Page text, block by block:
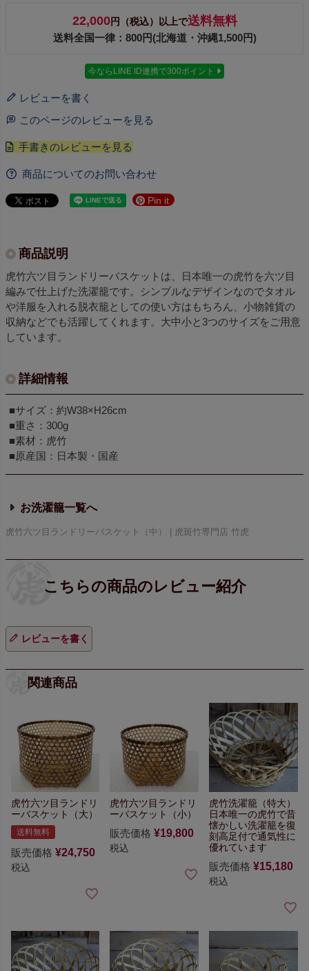
22,000円（税込）以上で送料無料
送料全国一律：800円(北海道・沖縄1,500円)
今ならLINE ID連携で300ポイント
レビューを書く
このページのレビューを見る
商品についてのお問い合わせ
Pin it
商品説明
虎竹六ツ目ランドリーバスケットは、日本唯一の虎竹を六ツ目
編みで仕上げた洗濯籠です。シンプルなデザインなのでタオル
や洋服を入れる脱衣籠としての使い方はもちろん、小物雑貨の
収納などでも活躍してくれます。大中小と3つのサイズをご用意
しています。
詳細情報
■サイズ：約W38×H26cm
■重さ：300g
■素材：虎竹
■原産国：日本製・国産
お洗濯籠
虎竹六ツ目ランドリーバスケット（中） | 虎斑竹専門店 竹虎
レビューを書く
関連商品
虎竹六ツ目ランドリ
ーバスケット（大）
送料無料
販売価格 ¥24,750
税込
虎竹六ツ目ランドリ
ーバスケット（小）
販売価格 ¥19,800
税込
虎竹洗濯籠（特大）
日本唯一の虎竹で昔
懐かしい洗濯籠を復
刻 高足付で通気性に
優れています
販売価格 ¥15,180
税込